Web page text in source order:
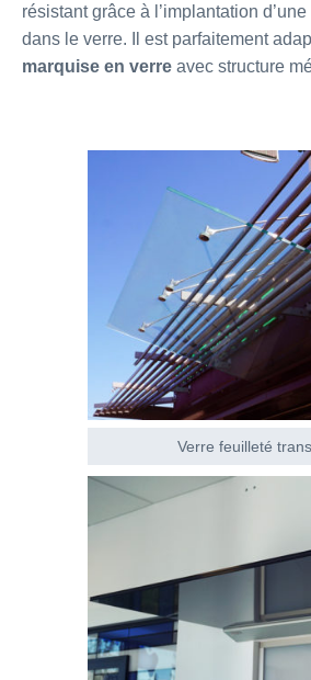
résistant grâce à l’implantation d’une
dans le verre. Il est parfaitement
marquise en verre avec structure
Verre feuilleté